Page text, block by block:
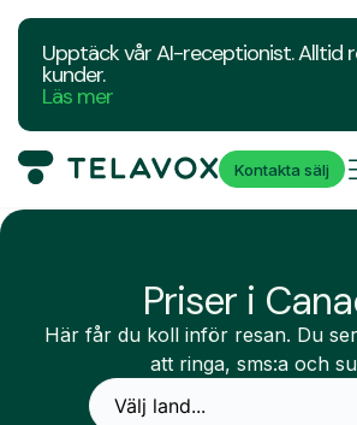
Upptäck vår AI-receptionist. Alltid
kunder.
Läs mer
Kontakta sälj
Priser i
Här får du koll inför resan. Du
att ringa, sms:a och